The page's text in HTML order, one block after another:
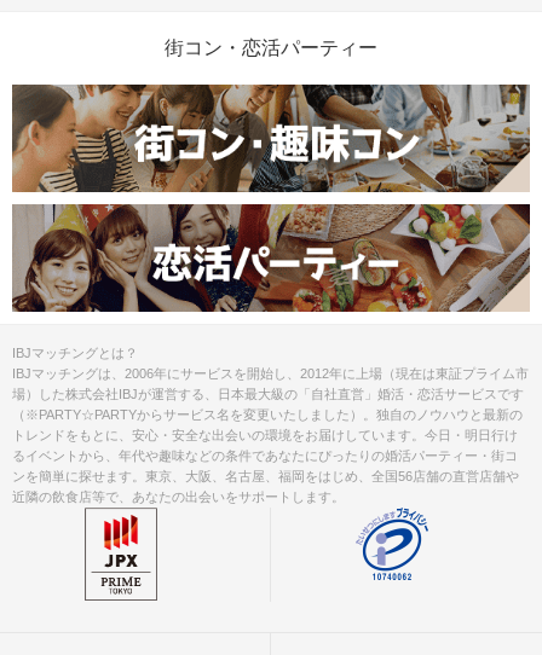
街コン・恋活パーティー
IBJマッチングとは？
IBJマッチングは、2006年にサービスを開始し、2012年に上場（現在は東証プライム市
場）した株式会社IBJが運営する、日本最大級の「自社直営」婚活・恋活サービスです
（※PARTY☆PARTYからサービス名を変更いたしました）。独自のノウハウと最新の
トレンドをもとに、安心・安全な出会いの環境をお届けしています。今日・明日行け
るイベントから、年代や趣味などの条件であなたにぴったりの婚活パーティー・街コ
ンを簡単に探せます。東京、大阪、名古屋、福岡をはじめ、全国56店舗の直営店舗や
近隣の飲食店等で、あなたの出会いをサポートします。